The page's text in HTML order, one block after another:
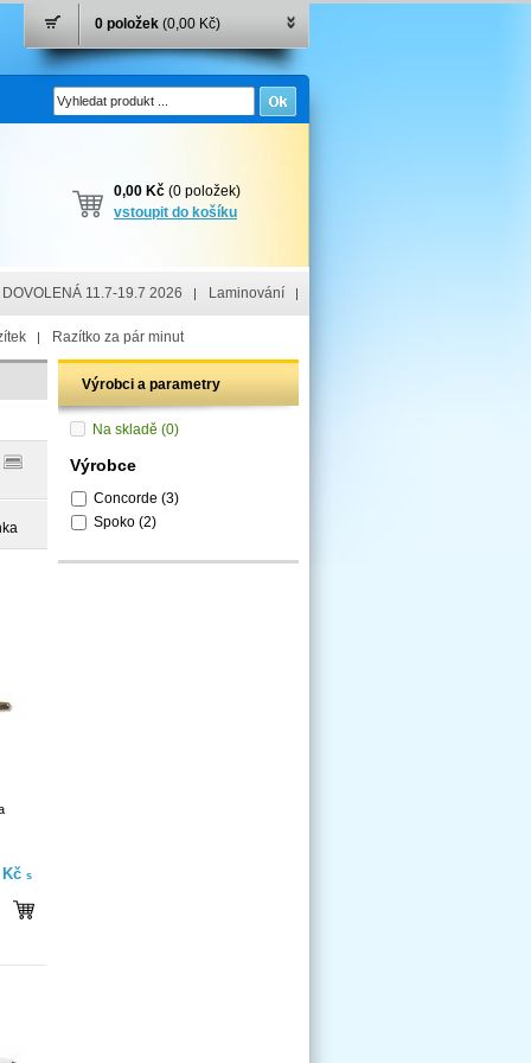
0 položek (0,00 Kč)
0,00 Kč (0 položek)
vstoupit do košíku
DOVOLENÁ 11.7-19.7 2026 Laminování
Razítko za pár minut
Kč s
Výrobci a parametry
Na skladě (0)
Výrobce
Concorde (3)
Spoko (2)